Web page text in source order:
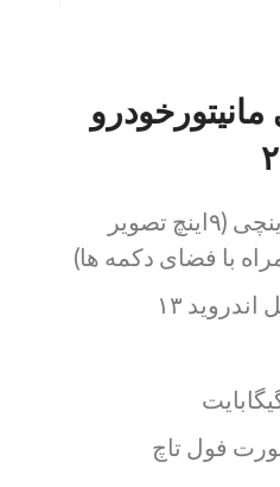
صفحه نمایش۱۱ اینچی (۹اینچ تصویر
۱۳
فول تاچ